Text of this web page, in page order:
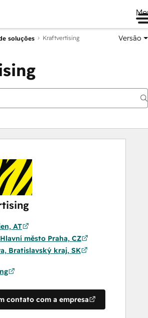
soluções Kraftvertising Versão
AT
město Praha, CZ
Bratislavský kraj, SK
contato com a empresa